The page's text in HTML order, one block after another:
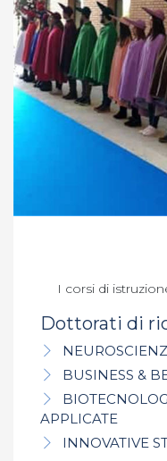
I corsi di
Dottorati di
BUSINESS &
APPLICATE
INNOVATIVE